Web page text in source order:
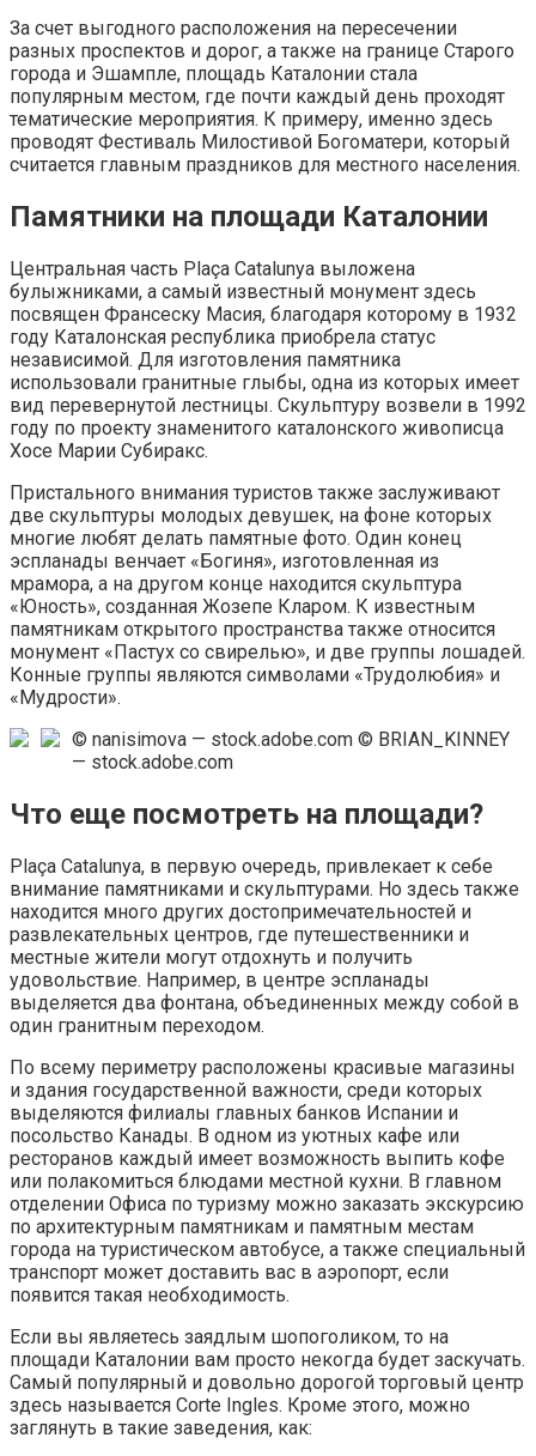
За счет выгодного расположения на пересечении
разных проспектов и дорог, а также на границе Старого
города и Эшампле, площадь Каталонии стала
популярным местом, где почти каждый день проходят
тематические мероприятия. К примеру, именно здесь
проводят Фестиваль Милостивой Богоматери, который
считается главным праздников для местного населения.
Памятники на площади Каталонии
Центральная часть Plaça Catalunya выложена
булыжниками, а самый известный монумент здесь
посвящен Франсеску Масия, благодаря которому в 1932
году Каталонская республика приобрела статус
независимой. Для изготовления памятника
использовали гранитные глыбы, одна из которых имеет
вид перевернутой лестницы. Скульптуру возвели в 1992
году по проекту знаменитого каталонского живописца
Хосе Марии Субиракс.
Пристального внимания туристов также заслуживают
две скульптуры молодых девушек, на фоне которых
многие любят делать памятные фото. Один конец
эспланады венчает «Богиня», изготовленная из
мрамора, а на другом конце находится скульптура
«Юность», созданная Жозепе Кларом. К известным
памятникам открытого пространства также относится
монумент «Пастух со свирелью», и две группы лошадей.
Конные группы являются символами «Трудолюбия» и
«Мудрости».
© nanisimova — stock.adobe.com © BRIAN_KINNEY
— stock.adobe.com
Что еще посмотреть на площади?
Plaça Catalunya, в первую очередь, привлекает к себе
внимание памятниками и скульптурами. Но здесь также
находится много других достопримечательностей и
развлекательных центров, где путешественники и
местные жители могут отдохнуть и получить
удовольствие. Например, в центре эспланады
выделяется два фонтана, объединенных между собой в
один гранитным переходом.
По всему периметру расположены красивые магазины
и здания государственной важности, среди которых
выделяются филиалы главных банков Испании и
посольство Канады. В одном из уютных кафе или
ресторанов каждый имеет возможность выпить кофе
или полакомиться блюдами местной кухни. В главном
отделении Офиса по туризму можно заказать экскурсию
по архитектурным памятникам и памятным местам
города на туристическом автобусе, а также специальный
транспорт может доставить вас в аэропорт, если
появится такая необходимость.
Если вы являетесь заядлым шопоголиком, то на
площади Каталонии вам просто некогда будет заскучать.
Самый популярный и довольно дорогой торговый центр
здесь называется Corte Ingles. Кроме этого, можно
заглянуть в такие заведения, как: